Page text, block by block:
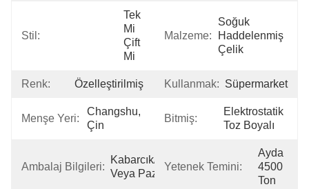
Stil:
Tek
Mi
Çift
Mi
Malzeme:
Soğuk
Haddelenmiş
Çelik
Renk: Özelleştirilmiş Kullanmak: Süpermarket
Menşe Yeri:
Changshu,
Çin
Bitmiş:
Elektrostatik
Toz Boyalı
Ambalaj Bilgileri:
Kabarcık/karton/palet
Veya Pazarlık
Yetenek Temini:
Ayda
4500
Ton